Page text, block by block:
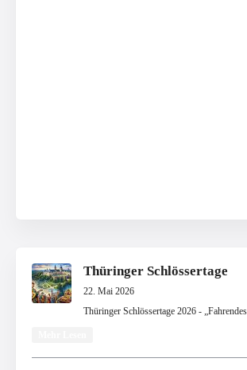
Thüringer Schlössertage
22. Mai 2026
Thüringer Schlössertage 2026 -